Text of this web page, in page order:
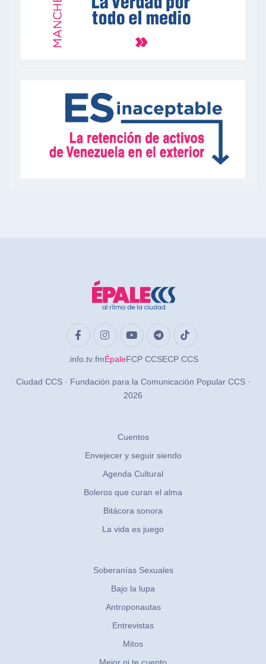
.info .tv .fmÉpaleFCP CCSECP CCS
Ciudad CCS · Fundación para la Comunicación Popular CCS ·
2026
Cuentos
Envejecer y seguir siendo
Agenda Cultural
Boleros que curan el alma
Bitácora sonora
La vida es juego
Soberanías Sexuales
Bajo la lupa
Antroponautas
Entrevistas
Mitos
Mejor ni te cuento